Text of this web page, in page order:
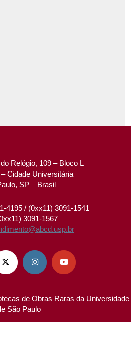
Relógio, 109 – Bloco L
Cidade Universitária
SP – Brasil
4195 / (0xx11) 3091-1541
3091-1567
  
de Obras Raras da Universidade
São Paulo